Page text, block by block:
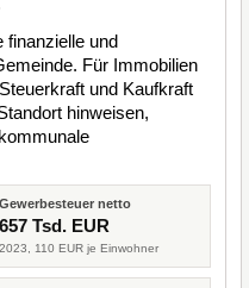
finanzielle und
Für Immobilien
und Kaufkraft
hinweisen,
Gewerbesteuer netto
657 Tsd. EUR
2023, 110 EUR je Einwohner